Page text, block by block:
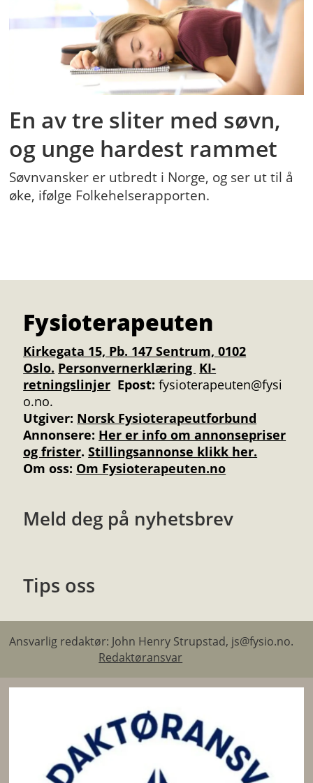
En av tre sliter med søvn,
og unge hardest rammet
Søvnvansker er utbredt i Norge, og ser ut til å
øke, ifølge Folkehelserapporten.
Fysioterapeuten
Kirkegata 15, Pb. 147 Sentrum, 0102
Oslo. Personvernerklæring KI-
retningslinjer Epost: fysioterapeuten@fysi
o.no.
Utgiver: Norsk Fysioterapeutforbund
Annonsere: Her er info om annonsepriser
og frister.Stillingsannonse klikk her.
Om oss: Om Fysioterapeuten.no
Meld deg på nyhetsbrev
Tips oss
Ansvarlig redaktør: John Henry Strupstad, js@fysio.no.
Redaktøransvar